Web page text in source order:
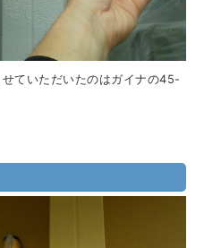
ていただいたのはガイナの45-